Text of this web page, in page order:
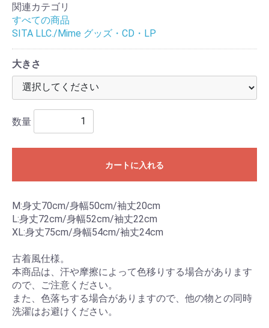
関連カテゴリ
すべての商品
SITA LLC./Mime グッズ・CD・LP
大きさ
数量
カートに入れる
M:身丈70cm/身幅50cm/袖丈20cm
L:身丈72cm/身幅52cm/袖丈22cm
XL:身丈75cm/身幅54cm/袖丈24cm
古着風仕様。
本商品は、汗や摩擦によって色移りする場合があります
ので、ご注意ください。
また、色落ちする場合がありますので、他の物との同時
洗濯はお避けください。